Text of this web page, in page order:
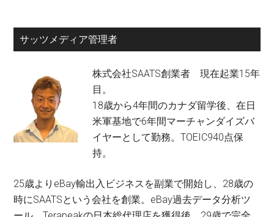
サッツメディア管理者
株式会社SAATS創業者 現在起業15年
目。
18歳から4年間のカナダ留学後、在日
米軍基地で6年間マーチャンダイズバ
イヤーとして勤務。TOEIC940点保
持。
25歳よりeBay輸出入ビジネスを副業で開始し、28歳の
時にSAATSという会社を創業。eBay過去データ分析ツ